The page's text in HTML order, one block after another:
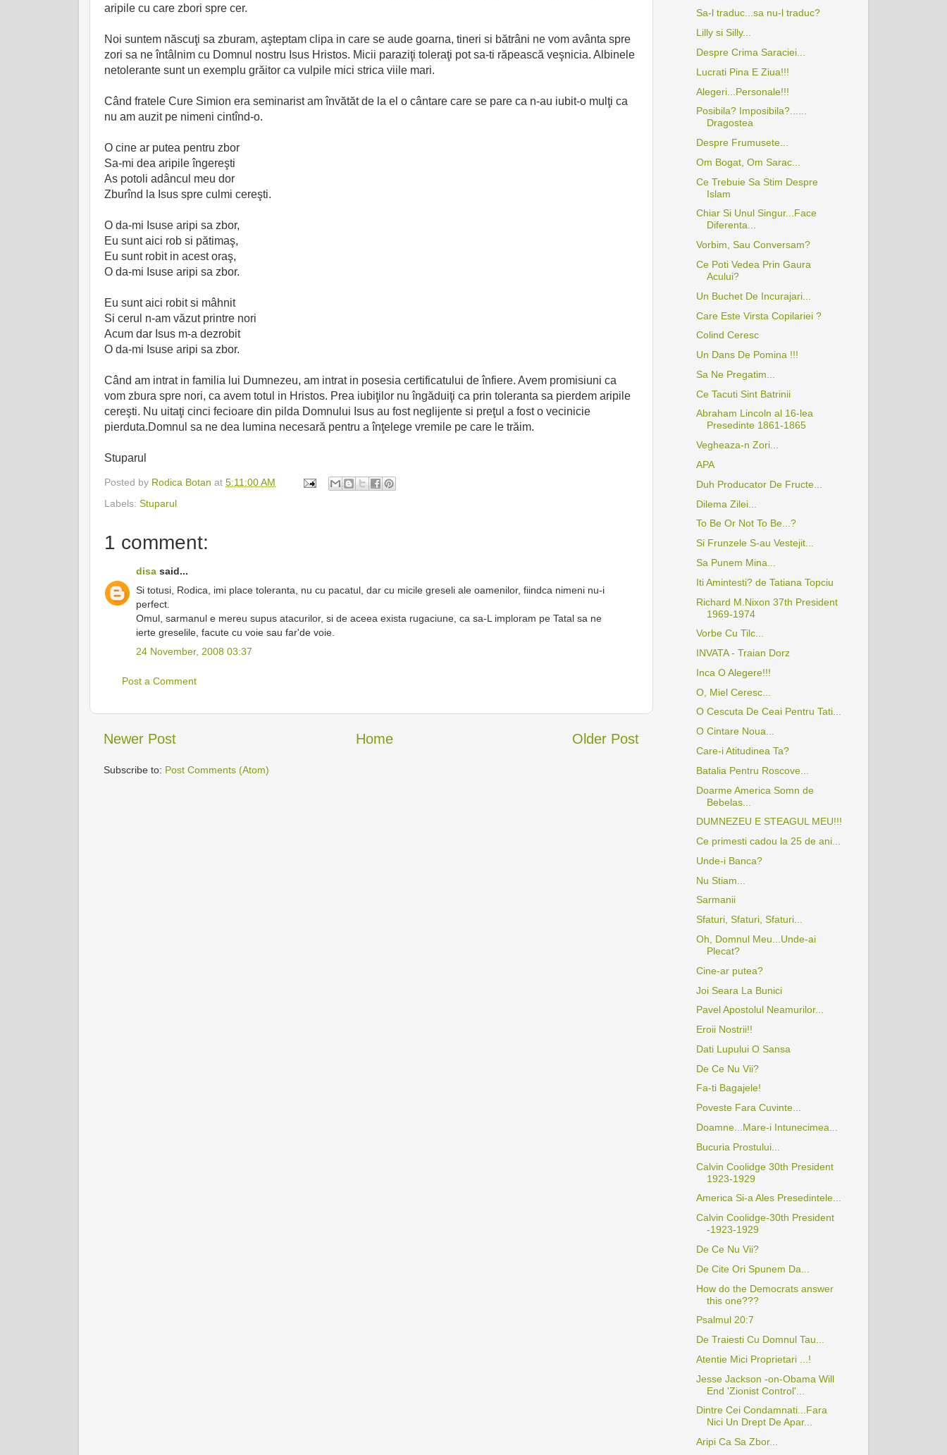
aripile cu care zbori spre cer.
Noi suntem născuţi sa zburam, aşteptam clipa in care se aude goarna, tineri si bătrâni ne vom avânta spre
zori sa ne întâlnim cu Domnul nostru Isus Hristos. Micii paraziţi toleraţi pot sa-ti răpească veşnicia. Albinele
netolerante sunt un exemplu grăitor ca vulpile mici strica viile mari.
Când fratele Cure Simion era seminarist am învătăt de la el o cântare care se pare ca n-au iubit-o mulţi ca
nu am auzit pe nimeni cintînd-o.
O cine ar putea pentru zbor
Sa-mi dea aripile îngereşti
As potoli adâncul meu dor
Zburînd la Isus spre culmi cereşti.
O da-mi Isuse aripi sa zbor,
Eu sunt aici rob si pătimaş,
Eu sunt robit in acest oraş,
O da-mi Isuse aripi sa zbor.
Eu sunt aici robit si mâhnit
Si cerul n-am văzut printre nori
Acum dar Isus m-a dezrobit
O da-mi Isuse aripi sa zbor.
Când am intrat in familia lui Dumnezeu, am intrat in posesia certificatului de înfiere. Avem promisiuni ca
vom zbura spre nori, ca avem totul in Hristos. Prea iubiţilor nu îngăduiţi ca prin toleranta sa pierdem aripile
cereşti. Nu uitaţi cinci fecioare din pilda Domnului Isus au fost neglijente si preţul a fost o vecinicie
pierduta.Domnul sa ne dea lumina necesară pentru a înţelege vremile pe care le trăim.
Stuparul
Posted by Rodica Botan at 5:11:00 AM
Labels: Stuparul
1 comment:
disa said...
Si totusi, Rodica, imi place toleranta, nu cu pacatul, dar cu micile greseli ale oamenilor, fiindca nimeni nu-i
perfect.
Omul, sarmanul e mereu supus atacurilor, si de aceea exista rugaciune, ca sa-L imploram pe Tatal sa ne
ierte greselile, facute cu voie sau far'de voie.
24 November, 2008 03:37
Post a Comment
Newer Post Older Post
Home
Subscribe to: Post Comments (Atom)
Sa-l traduc...sa nu-l traduc?
Lilly si Silly...
Despre Crima Saraciei...
Lucrati Pina E Ziua!!!
Alegeri...Personale!!!
Posibila? Imposibila?......
Dragostea
Despre Frumusete...
Om Bogat, Om Sarac...
Ce Trebuie Sa Stim Despre
Islam
Chiar Si Unul Singur...Face
Diferenta...
Vorbim, Sau Conversam?
Ce Poti Vedea Prin Gaura
Acului?
Un Buchet De Incurajari...
Care Este Virsta Copilariei ?
Colind Ceresc
Un Dans De Pomina !!!
Sa Ne Pregatim...
Ce Tacuti Sint Batrinii
Abraham Lincoln al 16-lea
Presedinte 1861-1865
Vegheaza-n Zori...
APA
Duh Producator De Fructe...
Dilema Zilei...
To Be Or Not To Be...?
Si Frunzele S-au Vestejit...
Sa Punem Mina...
Iti Amintesti? de Tatiana Topciu
Richard M.Nixon 37th President
1969-1974
Vorbe Cu Tilc...
INVATA - Traian Dorz
Inca O Alegere!!!
O, Miel Ceresc...
O Cescuta De Ceai Pentru Tati...
O Cintare Noua...
Care-i Atitudinea Ta?
Batalia Pentru Roscove...
Doarme America Somn de
Bebelas...
DUMNEZEU E STEAGUL MEU!!!
Ce primesti cadou la 25 de ani...
Unde-i Banca?
Nu Stiam...
Sarmanii
Sfaturi, Sfaturi, Sfaturi...
Oh, Domnul Meu...Unde-ai
Plecat?
Cine-ar putea?
Joi Seara La Bunici
Pavel Apostolul Neamurilor...
Eroii Nostrii!!
Dati Lupului O Sansa
De Ce Nu Vii?
Fa-ti Bagajele!
Poveste Fara Cuvinte...
Doamne...Mare-i Intunecimea...
Bucuria Prostului...
Calvin Coolidge 30th President
1923-1929
America Si-a Ales Presedintele...
Calvin Coolidge-30th President
-1923-1929
De Ce Nu Vii?
De Cite Ori Spunem Da...
How do the Democrats answer
this one???
Psalmul 20:7
De Traiesti Cu Domnul Tau...
Atentie Mici Proprietari ...!
Jesse Jackson -on-Obama Will
End 'Zionist Control'...
Dintre Cei Condamnati...Fara
Nici Un Drept De Apar...
Aripi Ca Sa Zbor...